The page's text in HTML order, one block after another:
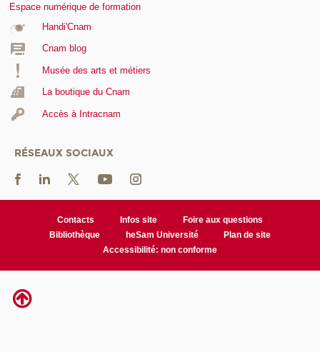
Espace numérique de formation
Handi'Cnam
Cnam blog
Musée des arts et métiers
La boutique du Cnam
Accès à Intracnam
RÉSEAUX SOCIAUX
Contacts Infos site
Foire aux questions
Bibliothèque
heSam Université
Plan de site
Accessibilité: non conforme